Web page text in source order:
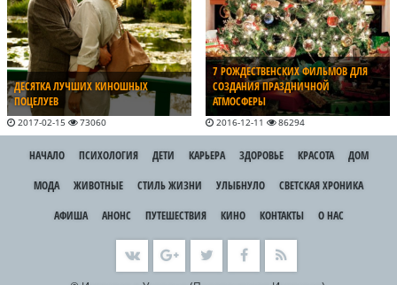
ДЕСЯТКА ЛУЧШИХ КИНОШНЫХ
ПОЦЕЛУЕВ
2017-02-15 73060
7 РОЖДЕСТВЕНСКИХ ФИЛЬМОВ ДЛЯ
СОЗДАНИЯ ПРАЗДНИЧНОЙ
АТМОСФЕРЫ
2016-12-11 86294
НАЧАЛО ПСИХОЛОГИЯ ДЕТИ КАРЬЕРА ЗДОРОВЬЕ КРАСОТА
ДОМ
МОДА
ЖИВОТНЫЕ СТИЛЬ ЖИЗНИ УЛЫБНУЛО
СВЕТСКАЯ ХРОНИКА
АФИША
АНОНС ПУТЕШЕСТВИЯ КИНО КОНТАКТЫ О НАС